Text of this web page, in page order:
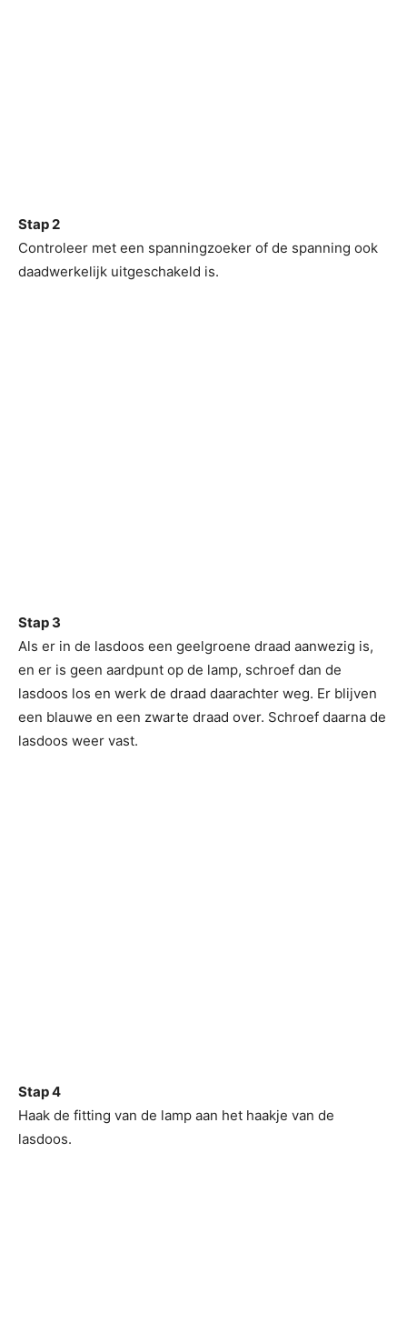
Stap 2
Controleer met een spanningzoeker of de spanning ook
daadwerkelijk uitgeschakeld is.
Stap 3
Als er in de lasdoos een geelgroene draad aanwezig is,
en er is geen aardpunt op de lamp, schroef dan de
lasdoos los en werk de draad daarachter weg. Er blijven
een blauwe en een zwarte draad over. Schroef daarna de
lasdoos weer vast.
Stap 4
Haak de fitting van de lamp aan het haakje van de
lasdoos.